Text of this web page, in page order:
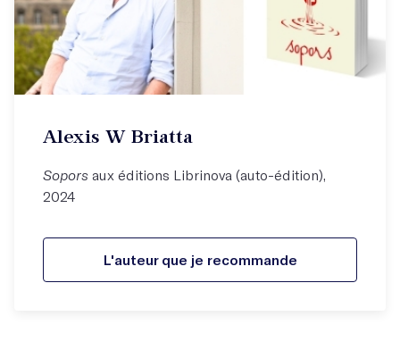
Alexis W Briatta
Sopors aux éditions Librinova (auto-édition),
2024
L'auteur que je recommande